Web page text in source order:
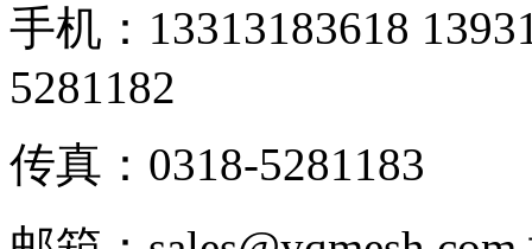
手机：13313183618
5281182
传真：0318-5281183